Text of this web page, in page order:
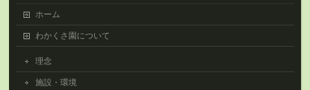
ホーム
わかくさ園について
理念
施設・環境